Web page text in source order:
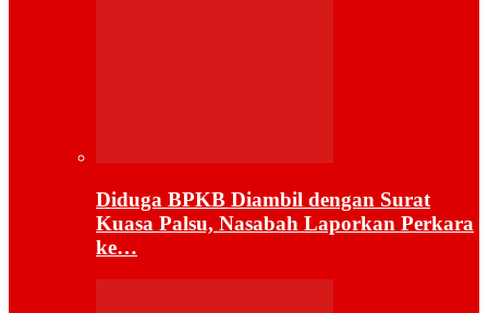
Diduga BPKB Diambil dengan Surat
Kuasa Palsu, Nasabah Laporkan Perkara
ke…